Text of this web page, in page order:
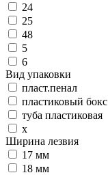
24
25
48
5
6
Вид упаковки
пласт.пенал
пластиковый бокс
туба пластиковая
х
Ширина лезвия
17 мм
18 мм